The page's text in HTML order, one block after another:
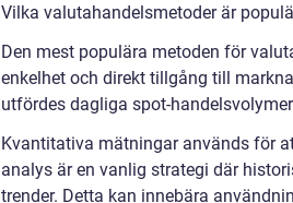
Vilka valutahandelsmetoder är
Den mest populära metoden för
enkelhet och direkt tillgång till
utfördes dagliga spot-
Kvantitativa mätningar används för
analys är en vanlig strategi där
trender. Detta kan innebära